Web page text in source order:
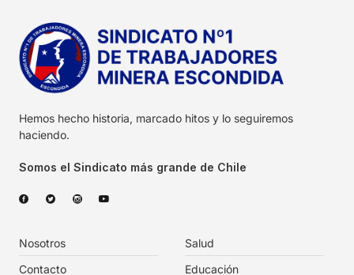
Hemos hecho historia, marcado hitos y lo seguiremos
haciendo.
Somos el Sindicato más grande de Chile
Nosotros
Contacto
Salud
Educación